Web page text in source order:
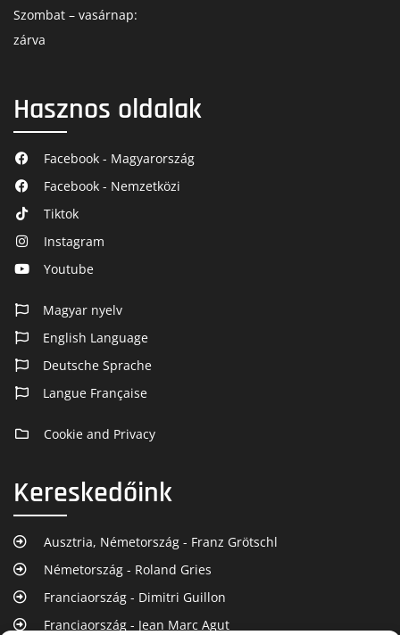
Szombat – vasárnap:
zárva
Hasznos oldalak
Facebook - Magyarország
Facebook - Nemzetközi
Tiktok
Instagram
Youtube
Magyar nyelv
English Language
Deutsche Sprache
Langue Française
Cookie and Privacy
Kereskedőink
Ausztria, Németország - Franz Grötschl
Németország - Roland Gries
Franciaország - Dimitri Guillon
Franciaország - Jean Marc Agut